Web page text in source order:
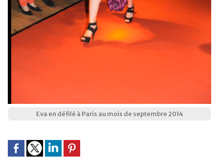
Eva en défilé à Paris au mois de septembre 2014